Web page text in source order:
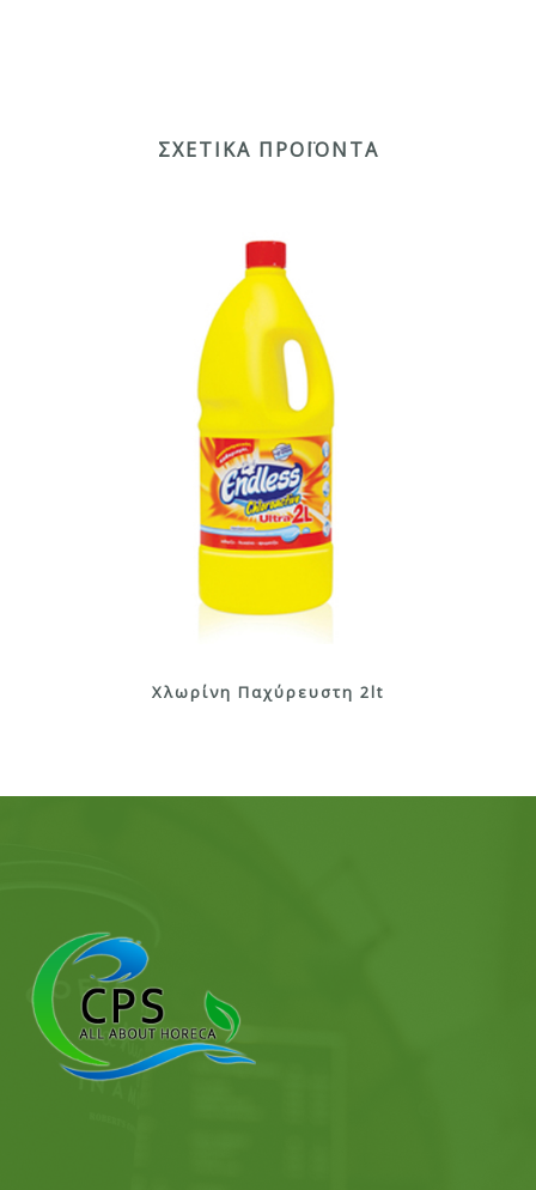
ΣΧΕΤΙΚΆ ΠΡΟΪΌΝΤΑ
Χλωρίνη Παχύρευστη 2lt